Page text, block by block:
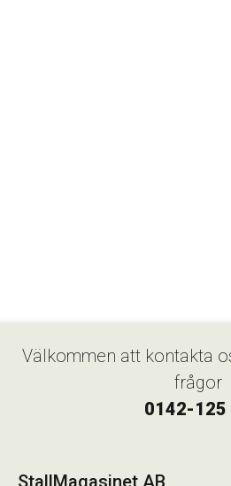
Välkommen att kontakta
frågor
0142-125
StallMagasinet AB